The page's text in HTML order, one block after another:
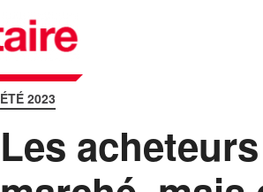
ÉTÉ 2023
Les